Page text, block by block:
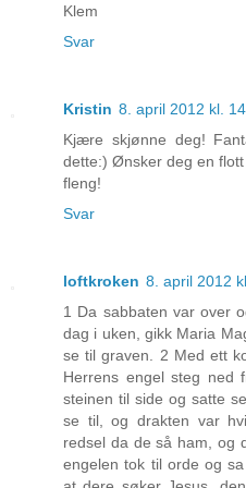
Klem
Svar
Kristin 8. april 2012 kl.
Kjære skjønne deg!
dette:) Ønsker deg en
fleng!
Svar
loftkroken 8. april 2012
1 Da sabbaten var over
dag i uken, gikk Maria
se til graven. 2 Med ett
Herrens engel steg ned
steinen til side og satte
se til, og drakten var
redsel da de så ham, og
engelen tok til orde og